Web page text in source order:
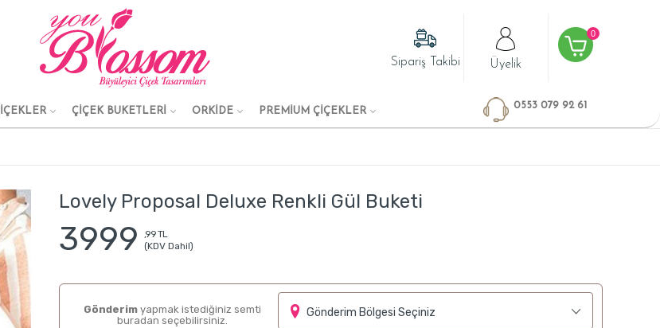
Sipariş Takibi Üyelik
0
ÇİÇEK BUKETLERİ ORKİDE PREMİUM ÇİÇEKLER
0553 079 92 61
Lovely Proposal Deluxe Renkli Gül Buketi
3999
,99 TL
(KDV Dahil)
Gönderim yapmak istediğiniz semti
buradan seçebilirsiniz.
Gönderim Bölgesi Seçiniz